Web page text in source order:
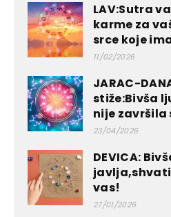
LAV:Sutra
karme za
srce koje
11/02/2026
JARAC-
stiže:Bivša
nije završila
23/04/2026
DEVICA:
vas!
27/01/2026